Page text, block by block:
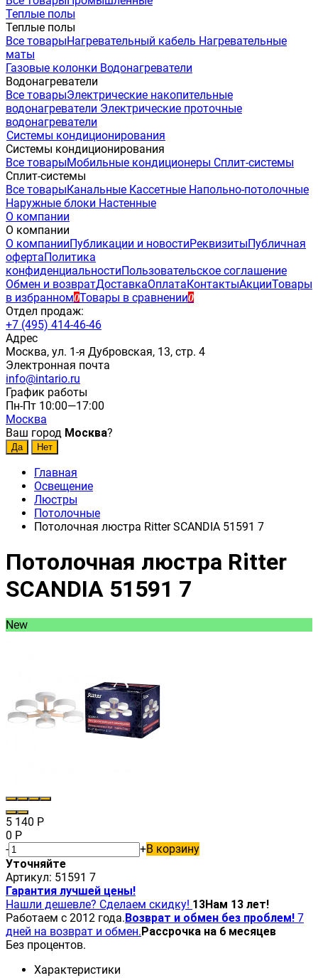
Теплые полы
Теплые полы
Все товарыНагревательный кабель Нагревательные
маты
Газовые колонки Водонагреватели
Водонагреватели
Все товарыЭлектрические накопительные
водонагреватели Электрические проточные
водонагреватели
Системы кондиционирования
Системы кондиционирования
Все товарыМобильные кондиционеры Сплит-системы
Сплит-системы
Все товарыКанальные Кассетные Напольно-потолочные
Наружные блоки Настенные
О компании
О компании
О компанииПубликации и новостиРеквизитыПубличная
офертаПолитика
конфиденциальностиПользовательское соглашение
Обмен и возвратДоставкаОплатаКонтактыАкцииТовары
в избранном0Товары в сравнении0
Отдел продаж:
+7 (495) 414-46-46
Адрес
Москва, ул. 1-я Дубровская, 13, стр. 4
Электронная почта
info@intario.ru
График работы
Пн-Пт 10:00—17:00
Москва
Ваш город Москва?
Главная
Освещение
Люстры
Потолочные
Потолочная люстра Ritter SCANDIA 51591 7
Потолочная люстра Ritter
SCANDIA 51591 7
New
5 140 Р
0 Р
-
+В корзину
Уточняйте
Артикул: 51591 7
Гарантия лучшей цены!
Нашли дешевле? Сделаем скидку! 13Нам 13 лет!
Работаем с 2012 года.Возврат и обмен без проблем! 7
дней на возврат и обмен.Рассрочка на 6 месяцев
Без процентов.
Характеристики